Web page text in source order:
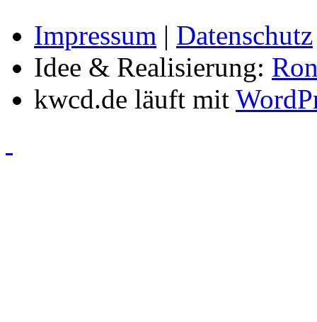
Impressum | Datenschutz
Idee & Realisierung:
kwcd.de läuft mit